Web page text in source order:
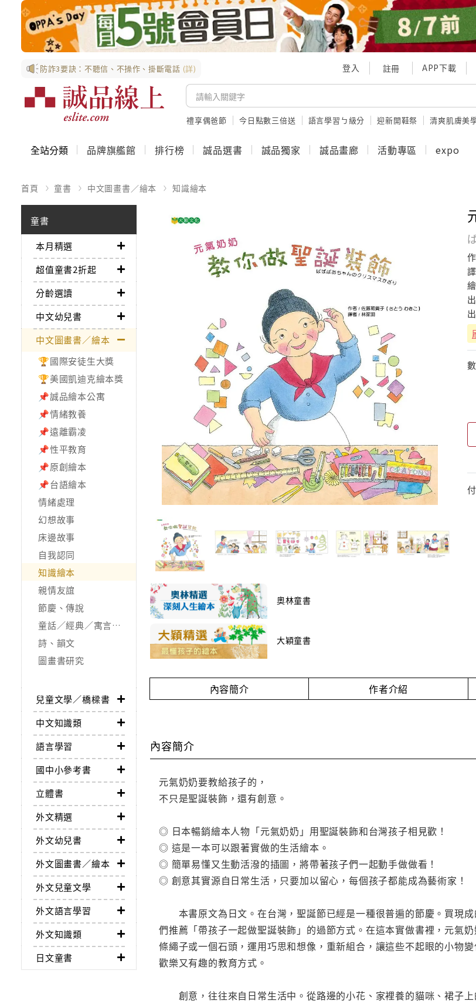
防詐3要訣：不聽信、不操作、掛斷電話 (詳) 登入 註冊 APP下載
禮享偶爸節 今日點數三倍送 語言學習ㄅ級分 迎新開鞋祭 清爽肌膚美
全站分類 品牌旗艦館 排行榜 誠品選書 誠品獨家 誠品畫廊 活動專區 expo
首頁 童書 中文圖畫書／繪本 知識繪本
童書
本月精選
超值童書2折起
分齡選讀
中文幼兒書
中文圖畫書／繪本
🏆國際安徒生大獎
🏆美國凱迪克繪本獎
📌誠品繪本公寓
📌情緒教養
📌遠離霸凌
📌性平教育
📌原創繪本
📌台語繪本
情緒處理
幻想故事
床邊故事
自我認同
知識繪本
親情友誼
節慶、傳說
童話／經典／寓言故事
詩、韻文
圖畫書研究
兒童文學／橋樑書
中文知識類
語言學習
國中小參考書
立體書
外文精選
外文幼兒書
外文圖畫書／繪本
外文兒童文學
外文語言學習
外文知識類
日文童書
奧林童書
大穎童書
作
譯
繪
出
出
內容簡介 作者介紹
內容簡介
元氣奶奶要教給孩子的，
不只是聖誕裝飾，還有創意。
◎ 日本暢銷繪本人物「元氣奶奶」用聖誕裝飾和台灣孩子相見歡！
◎ 這是一本可以跟著實做的生活繪本。
◎ 簡單易懂又生動活潑的插圖，將帶著孩子們一起動手做做看！
◎ 創意其實源自日常生活，只要加以留心，每個孩子都能成為藝術家！
本書原文為日文。在台灣，聖誕節已經是一種很普遍的節慶。買現
們推薦「帶孩子一起做聖誕裝飾」的過節方式。在這本實做書裡，元氣
條繩子或一個石頭，運用巧思和想像，重新組合，讓這些不起眼的小物
歡樂又有趣的教育方式。
創意，往往來自日常生活中。從路邊的小花、家裡養的貓咪、裙子